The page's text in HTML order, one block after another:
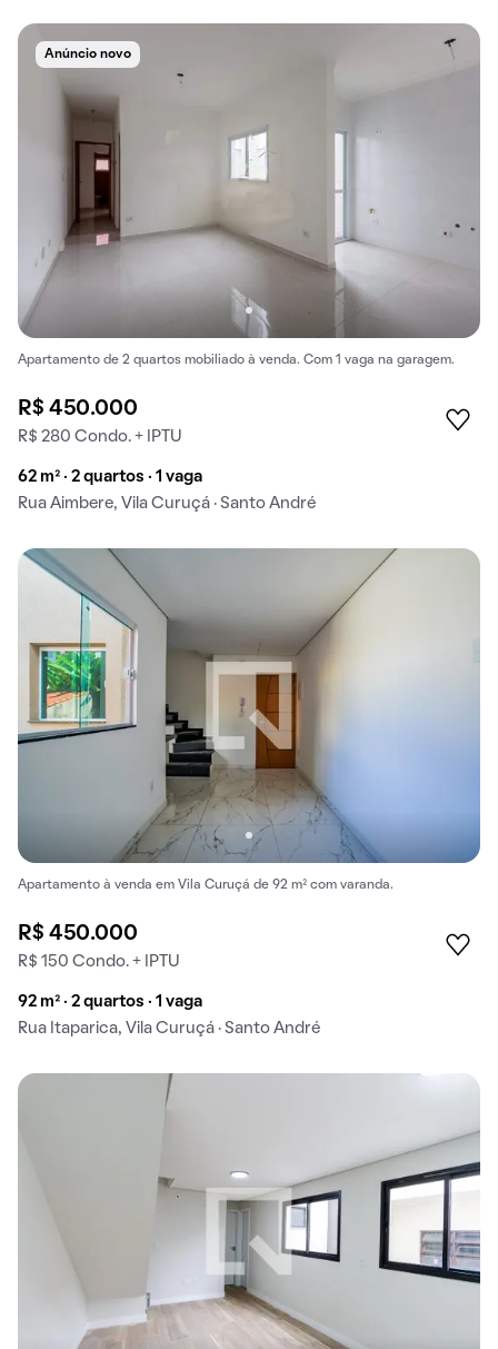
Anúncio novo
Apartamento de 2 quartos mobiliado à venda. Com 1 vaga na garagem.
R$ 450.000
R$ 280 Condo. + IPTU
62 m² · 2 quartos · 1 vaga
Rua Aimbere, Vila Curuçá · Santo André
Apartamento à venda em Vila Curuçá de 92 m² com varanda.
R$ 450.000
R$ 150 Condo. + IPTU
92 m² · 2 quartos · 1 vaga
Rua Itaparica, Vila Curuçá · Santo André